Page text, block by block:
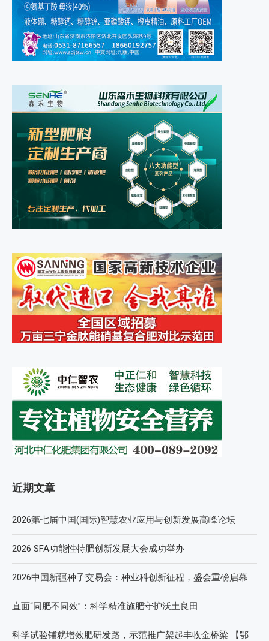
近期文章
2026第七届中国(国际)智慧农业应用与创新发展高峰论坛
2026 SFA功能性特肥创新发展大会成功举办
2026中国新疆种子交易会：种业科创新征程，盛会重磅启幕
直面“同肥不同效”：科学精准施肥守护沃土良田
科学试验铺就增效肥研发路，示范推广架起丰收金桥梁 【鄂